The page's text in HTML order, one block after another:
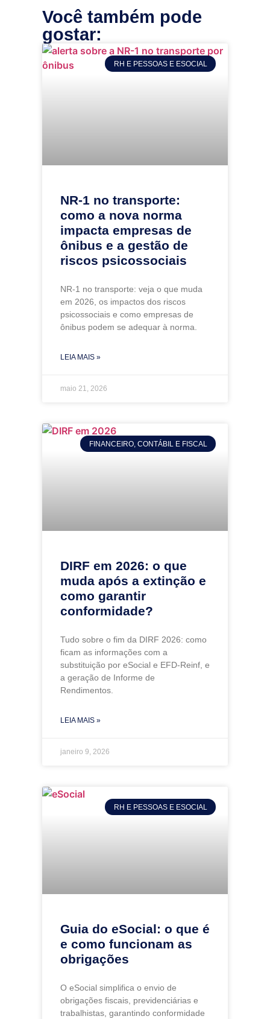
Você também pode
gostar:
RH E PESSOAS E ESOCIAL
NR-1 no transporte:
como a nova norma
impacta empresas de
ônibus e a gestão de
riscos psicossociais
NR-1 no transporte: veja o que muda
em 2026, os impactos dos riscos
psicossociais e como empresas de
ônibus podem se adequar à norma.
LEIA MAIS »
maio 21, 2026
FINANCEIRO, CONTÁBIL E FISCAL
DIRF em 2026: o que
muda após a extinção e
como garantir
conformidade?
Tudo sobre o fim da DIRF 2026: como
ficam as informações com a
substituição por eSocial e EFD-Reinf, e
a geração de Informe de
Rendimentos.
LEIA MAIS »
janeiro 9, 2026
RH E PESSOAS E ESOCIAL
Guia do eSocial: o que é
e como funcionam as
obrigações
O eSocial simplifica o envio de
obrigações fiscais, previdenciárias e
trabalhistas, garantindo conformidade